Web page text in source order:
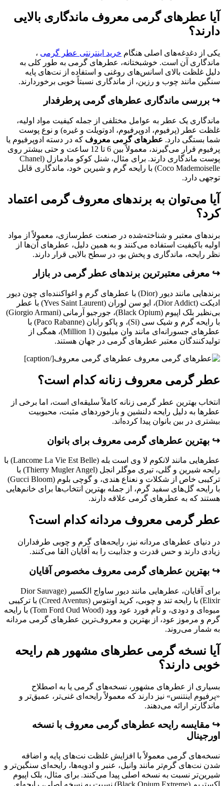
آیا عطرهای گرمی معروف ماندگاری بالایی
دارند؟
یکی از دغدغه‌های اصلی هنگام خرید اینترنتی عطر گرمی ،
ماندگاری آن است. خوشبختانه، عطرهای گرمی به طور کلی به
دلیل غلظت بالای اسانس‌های روغنی و استفاده از نت‌های پایه
سنگین مانند چوب و رزین، از ماندگاری نسبتاً خوبی برخوردارند.
↪️ بررسی ماندگاری عطرهای گرمی پرطرفدار
ماندگاری یک عطر به عوامل مختلفی از جمله کیفیت مواد اولیه،
غلظت عطر (پرفیوم، ادوپرفیوم، ادوتویلت و غیره) و نوع پوست
شما بستگی دارد. عطرهای گرمی معروف که در دسته ادوپرفیوم یا
پرفیوم قرار می‌گیرند، معمولاً بین 6 تا 12 ساعت و حتی بیشتر روی
پوست ماندگاری دارند. برای مثال، شنل کوکو مادمازل (Chanel
Coco Mademoiselle) با رایحه گرم و شیرین خود، ماندگاری قابل
توجهی دارد.
آیا می‌توان به برندهای معروف گرمی اعتماد
کرد؟
برندهای معتبر و شناخته‌شده در صنعت عطرسازی، معمولاً از مواد
اولیه باکیفیت استفاده می‌کنند و به همین دلیل، عطرهای آن‌ها از
نظر رایحه، ماندگاری و پخش بو، در سطح بالایی قرار دارند.
↪️ معرفی معتبرترین برندهای عطر گرمی در بازار
برندهایی مانند دیور (Dior) با عطرهای گرم و اغواکننده‌ای چون دیور
ادیکت (Dior Addict)، ایو سن لوران (Yves Saint Laurent) با عطر
بی‌نظیر بلک اپیوم (Black Opium)، جورجیو آرمانی (Giorgio Armani)
با رایحه گرم و شیک سی (Si)، و پاکو رابان (Paco Rabanne) با
عطرهای جسورانه‌ای مانند وان میلیون (1 Million)، همگی از
تولیدکنندگان معتبر عطرهای گرمی در جهان هستند.
عطرهای گرمی معروف[/caption]
عطر گرمی معروف زنانه کدام است؟
انتخاب بهترین عطر گرمی زنانه کاملاً سلیقه‌ای است، اما برخی از
عطرها به دلیل رایحه دلنشین و بازخوردهای مثبت، محبوبیت
بیشتری در بین بانوان پیدا کرده‌اند.
↪️ بهترین عطرهای گرمی معروف برای بانوان
عطرهایی مانند لانکوم لا وی است بله (Lancome La Vie Est Belle) با
رایحه شیرین و گلی، تیری موگلر انجل (Thierry Mugler Angel) با
ترکیبی خاص از شکلات و نعناع هندی، و گوچی بلوم (Gucci Bloom)
با رایحه گل‌های سفید گرم، از جمله بهترین انتخاب‌ها برای خانم‌هایی
هستند که به عطرهای گرمی علاقه دارند.
عطر گرمی معروف مردانه کدام است؟
در دنیای عطرهای مردانه نیز، رایحه‌های گرم و چوبی طرفداران
زیادی دارند و حس قدرت و جذابیت را به آقایان القا می‌کنند.
↪️ بهترین عطرهای گرمی معروف مخصوص آقایان
برای آقایان، عطرهایی مانند دیور ساواج الکسیر (Dior Sauvage
Elixir) با رایحه تند و چوبی، کرید اونتوس (Creed Aventus) با ترکیبی
میوه‌ای و دودی، و تام فورد عود وود (Tom Ford Oud Wood) با رایحه
گرم و مرموز عود، از بهترین و معروف‌ترین عطرهای گرمی مردانه
به شمار می‌روند.
آیا نسخه گرمی عطرهای مشهور هم رایحه
خوبی دارند؟
بسیاری از عطرهای مشهور، نسخه‌های گرمی یا به اصطلاح
«پرفیوم اینتنس» نیز دارند که معمولاً رایحه‌ای غنی‌تر، عمیق‌تر و
ماندگارتر ارائه می‌دهند.
↪️ مقایسه رایحه عطرهای گرمی معروف با نسخه
اورجینال
نسخه‌های گرمی معمولاً با افزایش غلظت نت‌های پایه و اضافه
شدن نت‌های گرم‌تر مانند وانیل، عنبر و ادویه‌ها، رایحه‌ای سنگین‌تر و
شیرین‌تر نسبت به نسخه اصلی پیدا می‌کنند. برای مثال، بلک اپیوم
اکستریم (Black Opium Extreme) نسبت به نسخه اصلی، رایحه‌ای